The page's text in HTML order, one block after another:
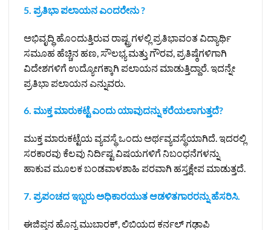
5. ಪ್ರತಿಭಾ ಪಲಾಯನ ಎಂದರೇನು ?
ಅಭಿವೃದ್ಧಿ ಹೊಂದುತ್ತಿರುವ ರಾಷ್ಟ್ರಗಳಲ್ಲಿ ಪ್ರತಿಭಾವಂತ ವಿದ್ಯಾರ್ಥಿ
ಸಮೂಹ ಹೆಚ್ಚಿನ ಹಣ, ಸೌಲಭ್ಯ ಮತ್ತು ಗೌರವ, ಪ್ರತಿಷ್ಠೆಗಳಿಗಾಗಿ
ವಿದೇಶಗಳಿಗೆ ಉದ್ಯೋಗಕ್ಕಾಗಿ ಪಲಾಯನ ಮಾಡುತ್ತಿದ್ದಾರೆ. ಇದನ್ನೇ
ಪ್ರತಿಭಾ ಪಲಾಯನ ಎನ್ನುವರು.
6. ಮುಕ್ತ ಮಾರುಕಟ್ಟೆ ಎಂದು ಯಾವುದನ್ನು ಕರೆಯಲಾಗುತ್ತದೆ?
ಮುಕ್ತ ಮಾರುಕಟ್ಟೆಯ ವ್ಯವಸ್ಥೆ ಒಂದು ಅರ್ಥವ್ಯವಸ್ಥೆಯಾಗಿದೆ. ಇದರಲ್ಲಿ
ಸರಕಾರವು ಕೆಲವು ನಿರ್ದಿಷ್ಟ ವಿಷಯಗಳಿಗೆ ನಿಬಂಧನೆಗಳನ್ನು
ಹಾಕುವ ಮೂಲಕ ಬಂಡವಾಳಶಾಹಿ ಪರವಾಗಿ ಹಸ್ತಕ್ಷೇಪ ಮಾಡುತ್ತದೆ.
7. ಪ್ರಪಂಚದ ಇಬ್ಬರು ಅಧಿಕಾರಯುತ ಆಡಳಿತಗಾರರನ್ನು ಹೆಸರಿಸಿ.
ಈಜಿಪ್ತನ ಹೊನ್ನ ಮುಬಾರಕ್, ಲಿಬಿಯದ ಕರ್ನಲ್‌ ಗಢಾಪಿ